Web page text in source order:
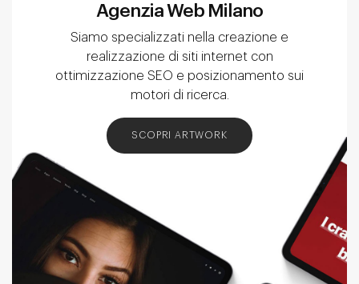
Agenzia Web Milano
Siamo specializzati nella creazione e
realizzazione di siti internet con
ottimizzazione SEO e posizionamento sui
motori di ricerca.
SCOPRI ARTWORK